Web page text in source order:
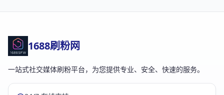
1688刷粉网
一站式社交媒体刷粉平台，为您提供专业、安全、快速的服务。